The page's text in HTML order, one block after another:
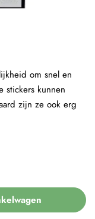
om snel en
stickers kunnen
zijn ze ook erg